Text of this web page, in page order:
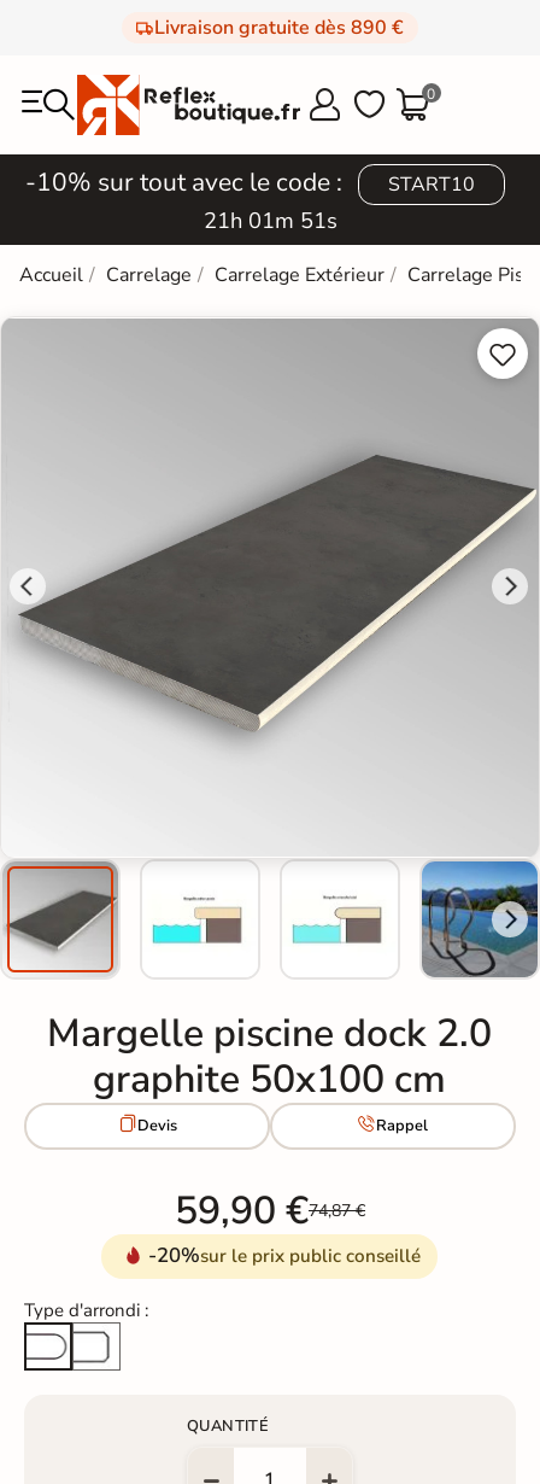
Livraison gratuite dès 890 €
  0
-10% sur tout avec le code : START10
21h 01m 50s
Accueil Carrelage Carrelage Extérieur Carrelage


Margelle piscine dock 2.0
graphite 50x100 cm
Devis Rappel
59,90 €74,87 €
-20%sur le prix public conseillé
Type d'arrondi :
Arrondi totalArête cassée
QUANTITÉ